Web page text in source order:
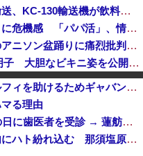
熊本地震支援に米軍が救援物資を輸送、KC-130輸送機が飲料水約16トンを空輸！
国税不祥事…「前例ない事態次々」に危機感 「パパ活」、情報漏えいも…
【悲報】高樹沙耶さん、神田明神のアニソン盆踊りに痛烈批判「日本の品格が落ちた！」 ← 突っ込み殺到 ………
【画像】元NHK気象予報士・吉井明子 大胆なビキニ姿を公開wwww
空自、謎の未確認大型ミサイルを搭載しテスト飛行…「25式地対艦誘導弾」空中発射型が初めて姿を見せた！
は中国に迎合している」
【悲報】「ワンピース」最新話、ルフィを助けるためギャバンが腕を失ってしまうｗｗｗｗ
る理由
【悲報】高市総理、8月6日の原爆の日に歯医者を受診 → 蓮舫さん「この日を避けて治療に行くべき立場では？なぜ、この日に？との思いが拭えない！」ｗｗｗｗｗｗｗｗｗｗ
【鳩】東北新幹線「はやぶさ」車内にハト紛れ込む 那須塩原に9分停車 栃木